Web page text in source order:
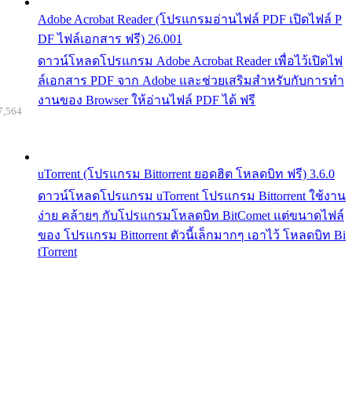
Adobe Acrobat Reader (โปรแกรมอ่านไฟล์ PDF เปิดไฟล์ P
DF ไฟล์เอกสาร ฟรี) 26.001
ดาวน์โหลดโปรแกรม Adobe Acrobat Reader เพื่อไว้เปิดไฟ
ล์เอกสาร PDF จาก Adobe และช่วยเสริมสำหรับกับการทำ
งานของ Browser ให้อ่านไฟล์ PDF ได้ ฟรี
uTorrent (โปรแกรม Bittorrent ยอดฮิต โหลดบิท ฟรี) 3.6.0
ดาวน์โหลดโปรแกรม uTorrent โปรแกรม Bittorrent ใช้งาน
ง่าย คล้ายๆ กับโปรแกรมโหลดบิท BitComet แต่ขนาดไฟล์
ของ โปรแกรม Bittorrent ตัวนี้เล็กมากๆ เอาไว้ โหลดบิท Bi
tTorrent